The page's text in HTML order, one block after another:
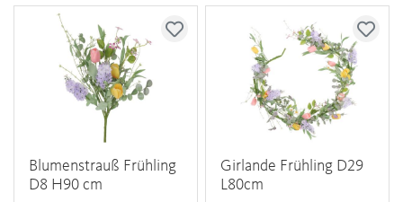
Blumenstrauß Frühling
D8 H90 cm
Girlande Frühling D29
L80cm